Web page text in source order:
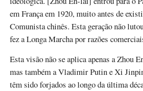
em França em 1920, muito antes de
Comunista chinês. Esta geração não
fez a Longa Marcha por razões
Esta visão não se aplica apenas a Zhou
mas também a Vladimir Putin e Xi
têm sido forjados ao longo da última